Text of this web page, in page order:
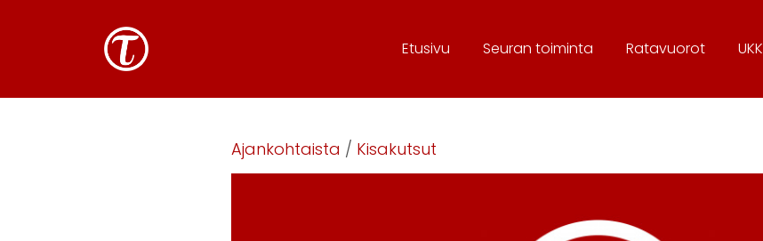
Etusivu Seuran toiminta Ratavuorot UKK
Ajankohtaista / Kisakutsut